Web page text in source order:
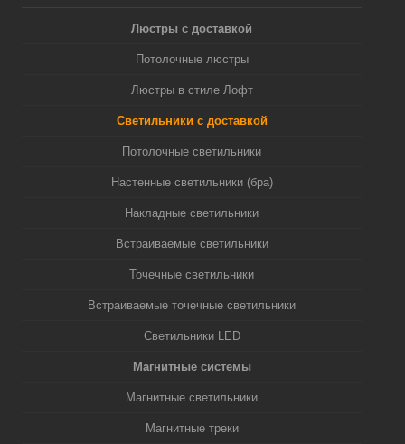
Люстры с доставкой
Потолочные люстры
Люстры в стиле Лофт
Светильники с доставкой
Потолочные светильники
Настенные светильники (бра)
Накладные светильники
Встраиваемые светильники
Точечные светильники
Встраиваемые точечные светильники
Светильники LED
Магнитные системы
Магнитные светильники
Магнитные треки